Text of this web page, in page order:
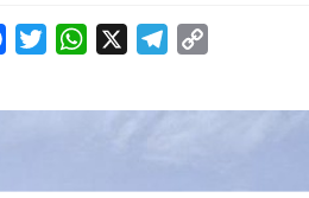
FacebookTwitterWhatsApp Telegram